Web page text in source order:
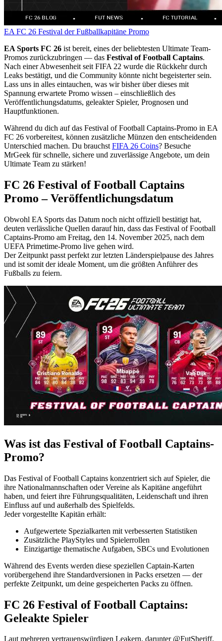
EA FC 26 Festival der Fußballkapitäne Promo
EA Sports FC 26 ist bereit, eines der beliebtesten Ultimate Team-
Promos zurückzubringen — das Festival of Football Captains.
Nach einer Abwesenheit seit FIFA 22 wurde die Rückkehr durch
Leaks bestätigt, und die Community könnte nicht begeisterter sein.
Lass uns in alles eintauchen, was wir bisher über dieses mit
Spannung erwartete Promo wissen – einschließlich des
Veröffentlichungsdatums, geleakter Spieler, Prognosen und
Hauptfunktionen.
Während du dich auf das Festival of Football Captains-Promo in EA
FC 26 vorbereitest, können zusätzliche Münzen den entscheidenden
Unterschied machen. Du brauchst FIFA 26 Coins? Besuche
MrGeek für schnelle, sichere und zuverlässige Angebote, um dein
Ultimate Team zu stärken!
FC 26 Festival of Football Captains
Promo – Veröffentlichungsdatum
Obwohl EA Sports das Datum noch nicht offiziell bestätigt hat,
deuten verlässliche Quellen darauf hin, dass das Festival of Football
Captains-Promo am Freitag, den 14. November 2025, nach dem
UEFA Primetime-Promo live gehen wird.
Der Zeitpunkt passt perfekt zur letzten Länderspielpause des Jahres
und ist somit der ideale Moment, um die größten Anführer des
Fußballs zu feiern.
Was ist das Festival of Football Captains-
Promo?
Das Festival of Football Captains konzentriert sich auf Spieler, die
ihre Nationalmannschaften oder Vereine als Kapitäne angeführt
haben, und feiert ihre Führungsqualitäten, Leidenschaft und ihren
Einfluss auf und außerhalb des Spielfelds.
Jeder vorgestellte Kapitän erhält:
Aufgewertete Spezialkarten mit verbesserten Statistiken
Zusätzliche PlayStyles und Spielerrollen
Einzigartige thematische Aufgaben, SBCs und Evolutionen
Während des Events werden diese speziellen Captain-Karten
vorübergehend ihre Standardversionen in Packs ersetzen — der
perfekte Zeitpunkt, um deine gespeicherten Packs zu öffnen.
FC 26 Festival of Football Captains:
Geleakte Spieler
Laut mehreren vertrauenswürdigen Leakern, darunter @FutSheriff,